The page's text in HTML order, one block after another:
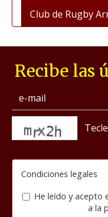
Club de Rugby
Recibe las
Condiciones legales
He leído y acepto
a la